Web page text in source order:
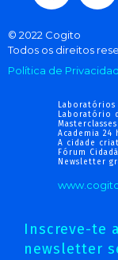
© 2022 Cogito
Todos os direitos
Política de
Laboratórios
Laboratório
Masterclasses
Academia 24
A cidade
Fórum
Newsletter
Inscreve-te
newsletter